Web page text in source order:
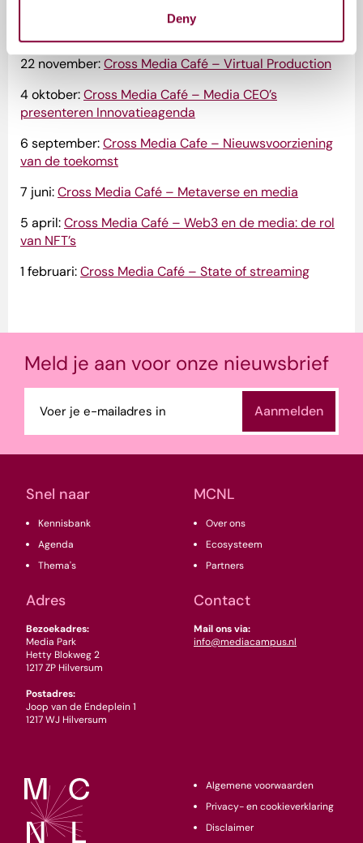
Deny
2022
22 november:Cross Media Café – Virtual Production
4 oktober:Cross Media Café – Media CEO’s
presenteren Innovatieagenda
6 september:Cross Media Cafe – Nieuwsvoorziening
van de toekomst
7 juni:Cross Media Café – Metaverse en media
5 april:Cross Media Café – Web3 en de media: de rol
van NFT’s
1 februari:Cross Media Café – State of streaming
Snel naar
Kennisbank
Agenda
Thema's
MCNL
Over ons
Ecosysteem
Partners
Adres
Bezoekadres:
Media Park
Hetty Blokweg 2
1217 ZP Hilversum
Postadres:
Joop van de Endeplein 1
1217 WJ Hilversum
Contact
Mail ons via:
info@mediacampus.nl
Meld je aan voor onze nieuwsbrief
mailadres
(Vereist)
Algemene voorwaarden
Privacy- en cookieverklaring
Disclaimer